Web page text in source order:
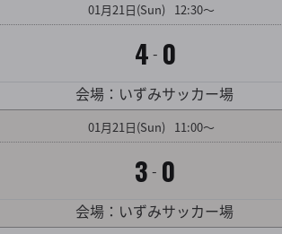
01月21日(Sun) 12:30～
4 - 0
会場：いずみサッカー場
01 月21 日(Sun) 11:00～
3 - 0
対戦カード詳細を見る
会場：いずみサッカー場
対戦カード詳細を見る